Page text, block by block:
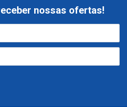
nossas ofertas!